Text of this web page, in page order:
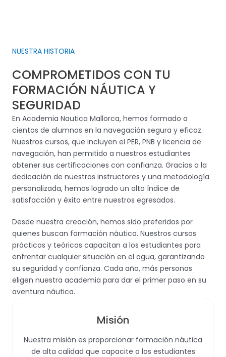
NUESTRA HISTORIA
COMPROMETIDOS CON TU
FORMACIÓN NÁUTICA Y
SEGURIDAD
En Academia Nautica Mallorca, hemos formado a
cientos de alumnos en la navegación segura y eficaz.
Nuestros cursos, que incluyen el PER, PNB y licencia de
navegación, han permitido a nuestros estudiantes
obtener sus certificaciones con confianza. Gracias a la
dedicación de nuestros instructores y una metodología
personalizada, hemos logrado un alto índice de
satisfacción y éxito entre nuestros egresados.
Desde nuestra creación, hemos sido preferidos por
quienes buscan formación náutica. Nuestros cursos
prácticos y teóricos capacitan a los estudiantes para
enfrentar cualquier situación en el agua, garantizando
su seguridad y confianza. Cada año, más personas
eligen nuestra academia para dar el primer paso en su
aventura náutica.
Misión
Nuestra misión es proporcionar formación náutica
de alta calidad que capacite a los estudiantes